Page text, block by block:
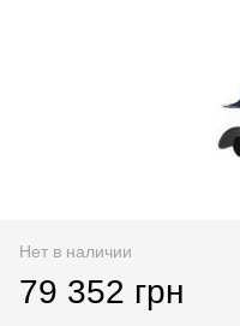
Нет в наличии
79 352 грн